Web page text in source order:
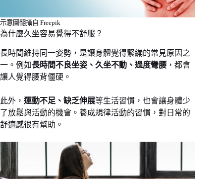
示意圖翻攝自 Freepik
為什麼久坐容易覺得不舒服？
長時間維持同一姿勢，是讓身體覺得緊繃的常見原因之
一。例如長時間不良坐姿、久坐不動、過度彎腰 ，都會
讓人覺得腰背僵硬。
此外， 運動不足、缺乏伸展等生活習慣，也會讓身體少
了放鬆與活動的機會。養成規律活動的習慣，對日常的
舒適感很有幫助。